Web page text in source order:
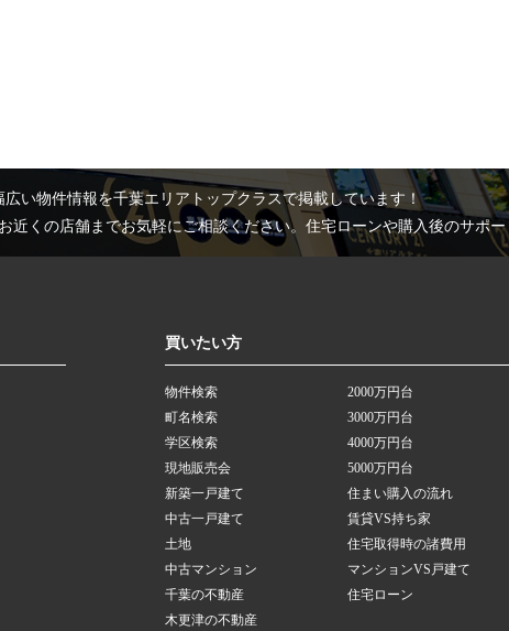
い物件情報を千葉エリアトップクラスで掲載しています！
近くの店舗までお気軽にご相談ください。住宅ローンや購入後のサポ
買いたい方
物件検索
町名検索
学区検索
現地販売会
新築一戸建て
中古一戸建て
土地
中古マンション
千葉の不動産
木更津の不動産
2000万円台
3000万円台
4000万円台
5000万円台
住まい購入の流れ
賃貸VS持ち家
住宅取得時の諸費用
マンションVS戸建て
住宅ローン